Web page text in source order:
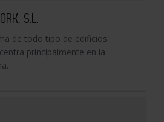
S.L.
de todo tipo de edificios.
principalmente en la